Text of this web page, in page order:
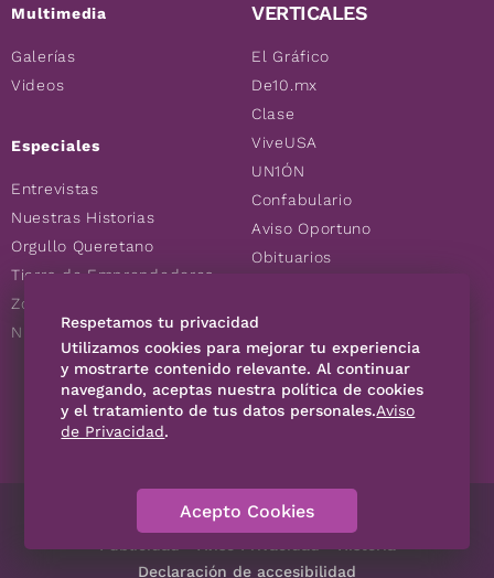
Multimedia
Galerías
Videos
Especiales
Entrevistas
Nuestras Historias
Orgullo Queretano
Tierra de Emprendedores
Zoociales
Nuevos Queretanos
VERTICALES
El Gráfico
De10.mx
Clase
ViveUSA
UN1ÓN
Confabulario
Aviso Oportuno
Obituarios
Consultas
SÍGUENOS
Contáctanos Código de Ética
Publicidad
Aviso Privacidad
Historia
Declaración de accesibilidad
Respetamos tu privacidad
Utilizamos cookies para mejorar tu experiencia
y mostrarte contenido relevante. Al continuar
navegando, aceptas nuestra política de cookies
y el tratamiento de tus datos personales.Aviso
de Privacidad.
Acepto Cookies